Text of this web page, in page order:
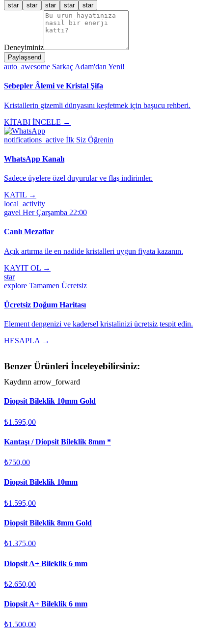
star star star star star
Deneyiminiz
Paylaşsend
auto_awesome Sarkaç Adam'dan Yeni!
Sebepler Âlemi ve Kristal Şifa
Kristallerin gizemli dünyasını keşfetmek için başucu rehberi.
KİTABI İNCELE →
notifications_active İlk Siz Öğrenin
WhatsApp Kanalı
Sadece üyelere özel duyurular ve flaş indirimler.
KATIL →
local_activity
gavel Her Çarşamba 22:00
Canlı Mezatlar
Açık artırma ile en nadide kristalleri uygun fiyata kazanın.
KAYIT OL →
star
explore Tamamen Ücretsiz
Ücretsiz Doğum Haritası
Element dengenizi ve kadersel kristalinizi ücretsiz tespit edin.
HESAPLA →
Benzer Ürünleri İnceleyebilirsiniz:
Kaydırın arrow_forward
Diopsit Bileklik 10mm Gold
₺1.595,00
Kantaşı / Diopsit Bileklik 8mm *
₺750,00
Diopsit Bileklik 10mm
₺1.595,00
Diopsit Bileklik 8mm Gold
₺1.375,00
Diopsit A+ Bileklik 6 mm
₺2.650,00
Diopsit A+ Bileklik 6 mm
₺1.500,00